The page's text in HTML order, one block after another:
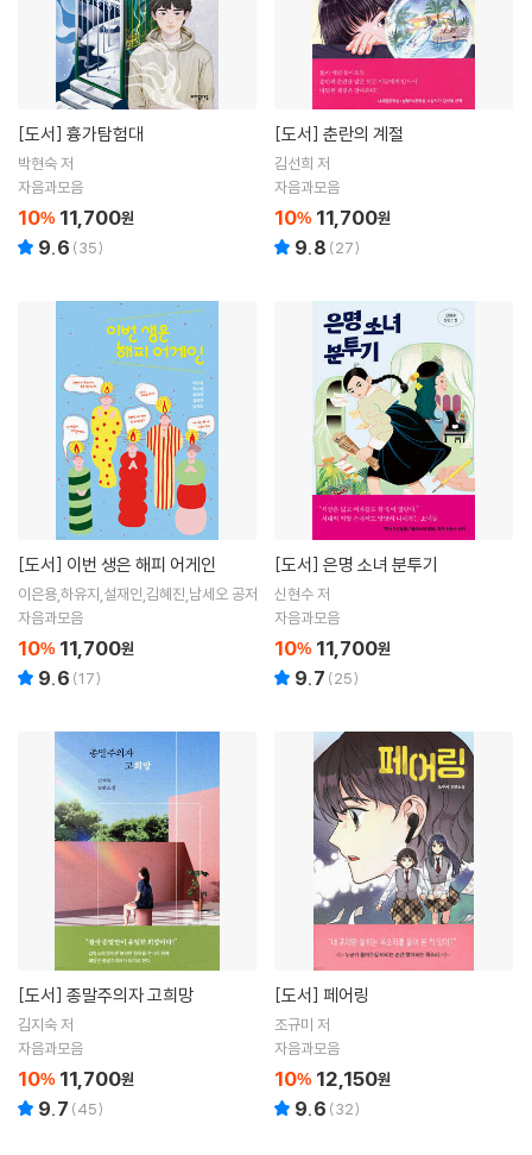
[도서] 흉가탐험대
박현숙 저
자음과모음
10% 11,700원
9.6 (35)
[도서] 춘란의 계절
김선희 저
자음과모음
10% 11,700원
9.8 (27)
[도서] 이번 생은 해피 어게인
이은용,하유지,설재인,김혜진,남세오 공저
자음과모음
10% 11,700원
9.6 (17)
[도서] 은명 소녀 분투기
신현수 저
자음과모음
10% 11,700원
9.7 (25)
[도서] 종말주의자 고희망
김지숙 저
자음과모음
10% 11,700원
9.7 (45)
[도서] 페어링
조규미 저
자음과모음
10% 12,150원
9.6 (32)